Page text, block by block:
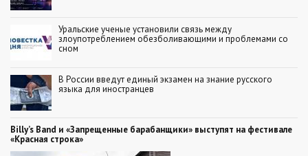
Уральские ученые установили связь между
злоупотреблением обезболивающими и проблемами со
сном
В России введут единый экзамен на знание русского
языка для иностранцев
Billy’s Band и «Запрещенные барабанщики» выступят на фестивале
«Красная строка»